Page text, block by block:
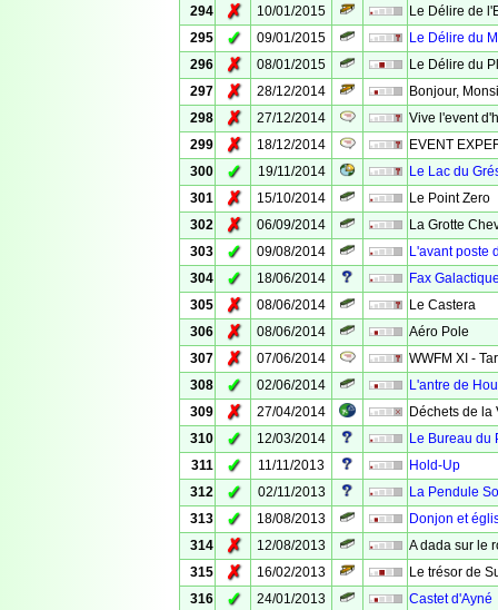
294
✗ 10/01/2015
Le Délire de
295
✓ 09/01/2015
Le Délire du
296
✗ 08/01/2015
Le Délire du
297
✗ 28/12/2014
Bonjour,
298
✗ 27/12/2014
Vive l'event
299
✗ 18/12/2014
EVENT
300
✓ 19/11/2014
Le Lac du
301
✗ 15/10/2014
Le Point Zero
302
✗ 06/09/2014
La Grotte
303
✓ 09/08/2014
L'avant poste
304
✓ 18/06/2014
Fax
305
✗ 08/06/2014
Le Castera
306
✗ 08/06/2014
Aéro Pole
307
✗ 07/06/2014
WWFM XI -
308
✓ 02/06/2014
L'antre de
309
✗ 27/04/2014
Déchets de la
310
✓ 12/03/2014
Le Bureau du
311
✓ 11/11/2013
Hold-Up
312
✓ 02/11/2013
La Pendule
313
✓ 18/08/2013
Donjon et
314
✗ 12/08/2013
A dada sur le
315
✗ 16/02/2013
Le trésor de
316
✓ 24/01/2013
Castet d'Ayné